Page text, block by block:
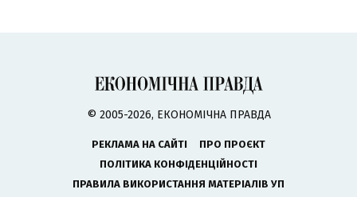
© 2005-2026, ЕКОНОМІЧНА ПРАВДА
РЕКЛАМА НА САЙТІ
ПРО ПРОЄКТ
ПОЛІТИКА КОНФІДЕНЦІЙНОСТІ
ПРАВИЛА ВИКОРИСТАННЯ МАТЕРІАЛІВ УП